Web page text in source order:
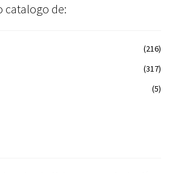
catalogo de:
(216)
(317)
(5)